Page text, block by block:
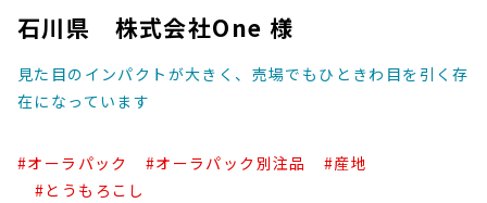
石川県 株式会社One 様
見た目のインパクトが大きく、売場でもひときわ目を引く存
在になっています
#オーラパック #オーラパック別注品
#産地
#とうもろこし